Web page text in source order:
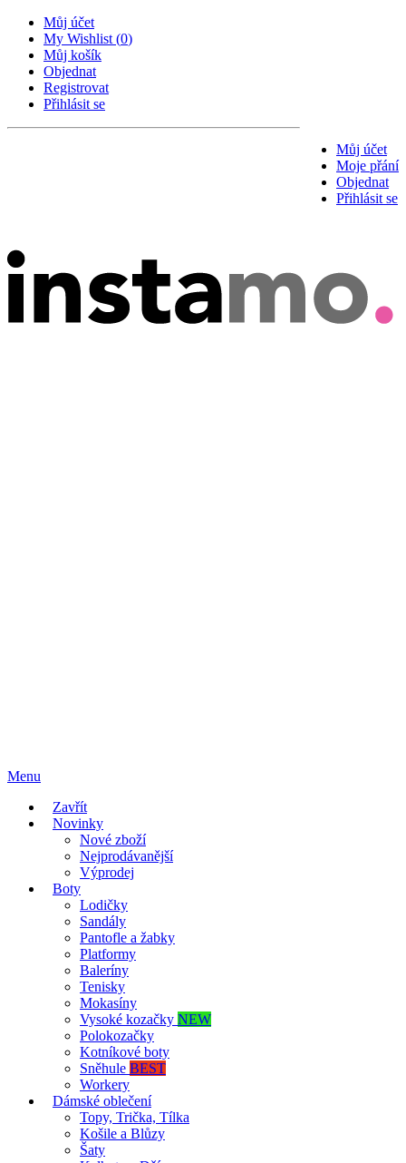
Můj účet
My Wishlist (0)
Můj košík
Objednat
Registrovat
Přihlásit se
Můj účet
Moje přání
Objednat
Přihlásit se
Menu
Zavřít
Novinky
Nové zboží
Nejprodávanější
Výprodej
Boty
Lodičky
Sandály
Pantofle a žabky
Platformy
Baleríny
Tenisky
Mokasíny
Vysoké kozačky NEW
Polokozačky
Kotníkové boty
Sněhule BEST
Workery
Dámské oblečení
Topy, Trička, Tílka
Košile a Blůzy
Šaty